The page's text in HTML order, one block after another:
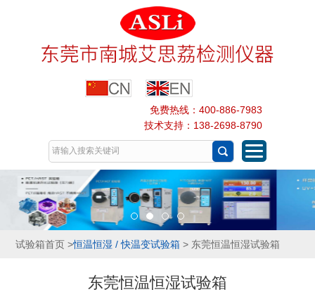
免费热线：400-886-7983
技术支持：138-2698-8790
试验箱首页>恒温恒湿 / 快温变试验箱> 东莞恒温恒湿试验箱
东莞恒温恒湿试验箱